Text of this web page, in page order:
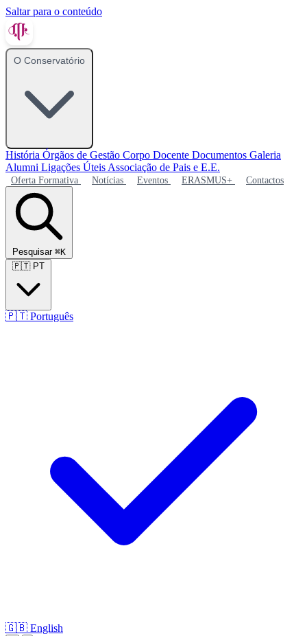
Saltar para o conteúdo
O Conservatório
História Órgãos de Gestão Corpo Docente Documentos Galeria
Alumni Ligações Úteis Associação de Pais e E.E.
Oferta Formativa Notícias Eventos ERASMUS+ Contactos
Pesquisar ⌘K
🇵🇹 PT
🇵🇹 Português
🇬🇧 English